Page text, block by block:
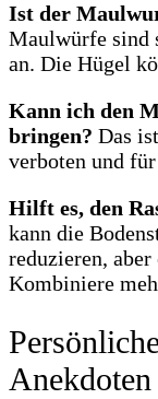
Ist der
Maulwürfe sind
an. Die Hügel
Kann ich den
bringen? Das
verboten und
Hilft es, den
kann die
reduzieren,
Kombiniere
Anekdoten